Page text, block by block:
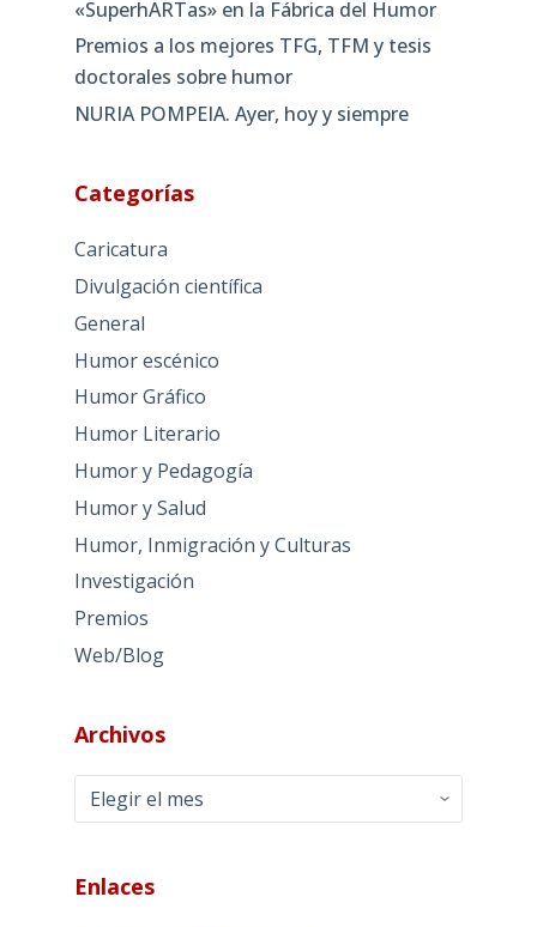
«SuperhARTas» en la Fábrica del Humor
Premios a los mejores TFG, TFM y tesis
doctorales sobre humor
NURIA POMPEIA. Ayer, hoy y siempre
Categorías
Caricatura
Divulgación científica
General
Humor escénico
Humor Gráfico
Humor Literario
Humor y Pedagogía
Humor y Salud
Humor, Inmigración y Culturas
Investigación
Premios
Web/Blog
Archivos
Archivos
Enlaces